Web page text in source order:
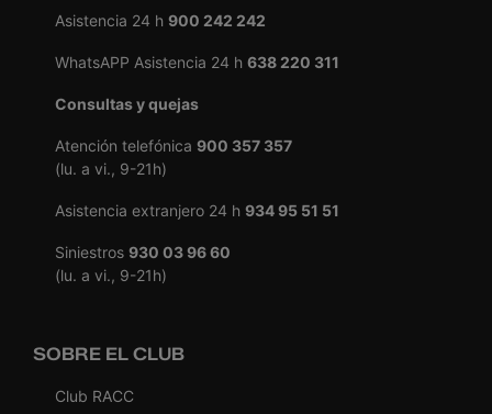
Asistencia 24 h 900 242 242
WhatsAPP Asistencia 24 h 638 220 311
Consultas y quejas
Atención telefónica 900 357 357
(lu. a vi., 9-21h)
Asistencia extranjero 24 h 934 95 51 51
Siniestros 930 03 96 60
(lu. a vi., 9-21h)
SOBRE EL CLUB
Club RACC